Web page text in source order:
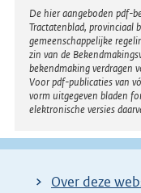
Disclaimer
De hier aangeboden pdf-
Tractatenblad, provinciaal
gemeenschappelijke
zin van de
bekendmaking verdragen
Voor pdf-publicaties van
vorm uitgegeven bladen
elektronische versies
Over deze